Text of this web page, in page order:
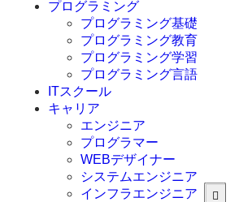
プログラミング
プログラミング基礎
プログラミング教育
プログラミング学習
プログラミング言語
C言語
C#
VBA
Go言語
Kotlin
Java
ITスクール
キャリア
エンジニア
プログラマー
WEBデザイナー
システムエンジニア
インフラエンジニア